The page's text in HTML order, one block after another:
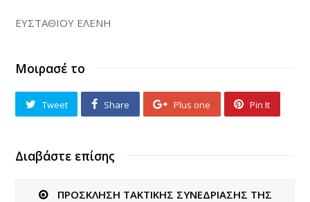
ΕΥΣΤΑΘΙΟΥ ΕΛΕΝΗ
Μοιρασέ το
Tweet Share Plus one Pin It
Διαβάστε επίσης
ΠΡΟΣΚΛΗΣΗ ΤΑΚΤΙΚΗΣ ΣΥΝΕΔΡΙΑΣΗΣ ΤΗΣ